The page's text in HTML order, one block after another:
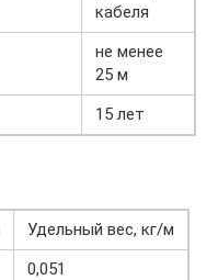
кабеля
не менее
25 м
15 лет
Удельный вес, кг/м
0,051